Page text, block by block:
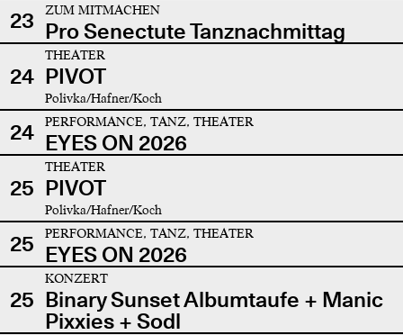
23
ZUM MITMACHEN
Pro Senectute Tanznachmittag
24
THEATER
PIVOT
Polivka/Hafner/Koch
24 PERFORMANCE, TANZ, THEATER
EYES ON 2026
25
THEATER
PIVOT
Polivka/Hafner/Koch
25 PERFORMANCE, TANZ, THEATER
EYES ON 2026
25
KONZERT
Binary Sunset Albumtaufe + Manic
Pixxies + Sodl